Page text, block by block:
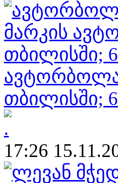
ავტორბოლა
თბილისში;
17:26